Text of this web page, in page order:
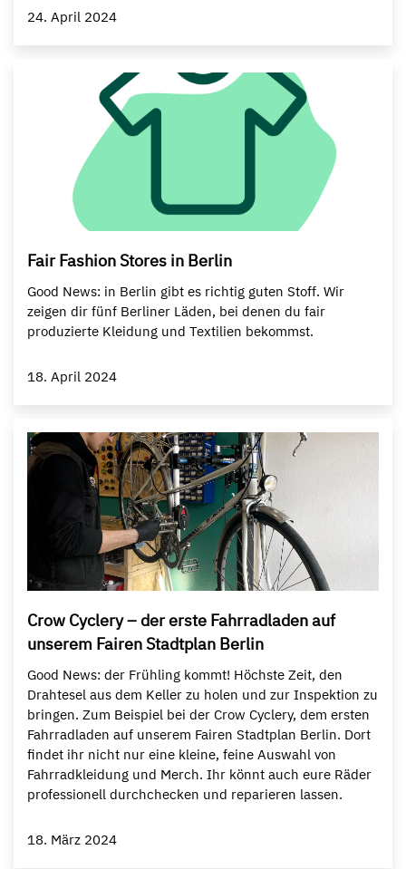
24. April 2024
Fair Fashion Stores in Berlin
Good News: in Berlin gibt es richtig guten Stoff. Wir
zeigen dir fünf Berliner Läden, bei denen du fair
produzierte Kleidung und Textilien bekommst.
18. April 2024
Crow Cyclery – der erste Fahrradladen auf
unserem Fairen Stadtplan Berlin
Good News: der Frühling kommt! Höchste Zeit, den
Drahtesel aus dem Keller zu holen und zur Inspektion zu
bringen. Zum Beispiel bei der Crow Cyclery, dem ersten
Fahrradladen auf unserem Fairen Stadtplan Berlin. Dort
findet ihr nicht nur eine kleine, feine Auswahl von
Fahrradkleidung und Merch. Ihr könnt auch eure Räder
professionell durchchecken und reparieren lassen.
18. März 2024